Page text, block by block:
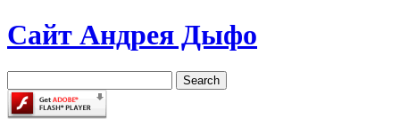
Сайт Андрея Дыфо